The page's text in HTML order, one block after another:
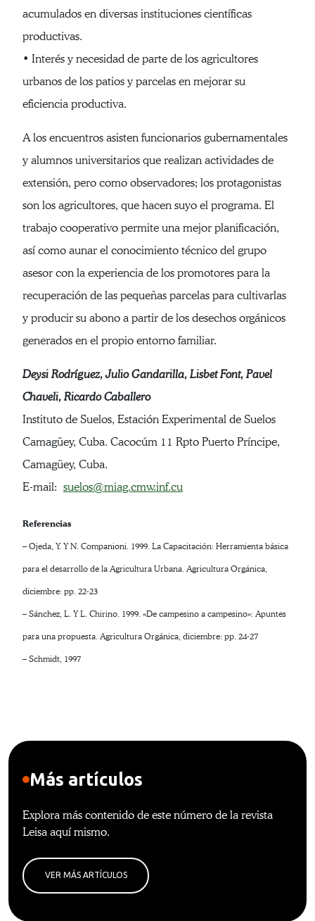
acumulados en diversas instituciones científicas
productivas.
• Interés y necesidad de parte de los agricultores
urbanos de los patios y parcelas en mejorar su
eficiencia productiva.
A los encuentros asisten funcionarios gubernamentales
y alumnos universitarios que realizan actividades de
extensión, pero como observadores; los protagonistas
son los agricultores, que hacen suyo el programa. El
trabajo cooperativo permite una mejor planificación,
así como aunar el conocimiento técnico del grupo
asesor con la experiencia de los promotores para la
recuperación de las pequeñas parcelas para cultivarlas
y producir su abono a partir de los desechos orgánicos
generados en el propio entorno familiar.
Deysi Rodríguez, Julio Gandarilla, Lisbet Font, Pavel
Chaveli, Ricardo Caballero
Instituto de Suelos, Estación Experimental de Suelos
Camagüey, Cuba. Cacocúm 11 Rpto Puerto Príncipe,
Camagüey, Cuba.
E-mail: suelos@miag.cmw.inf.cu
Referencias
– Ojeda, Y. Y N. Companioni. 1999. La Capacitación: Herramienta básica
para el desarrollo de la Agricultura Urbana. Agricultura Orgánica,
diciembre: pp. 22-23
– Sánchez, L. Y L. Chirino. 1999. «De campesino a campesino»: Apuntes
para una propuesta. Agricultura Orgánica, diciembre: pp. 24-27
– Schmidt, 1997
Más artículos
Explora más contenido de este número de la revista
Leisa aquí mismo.
VER MÁS ARTÍCULOS